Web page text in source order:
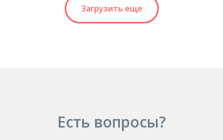
Загрузить еще
Есть вопросы?